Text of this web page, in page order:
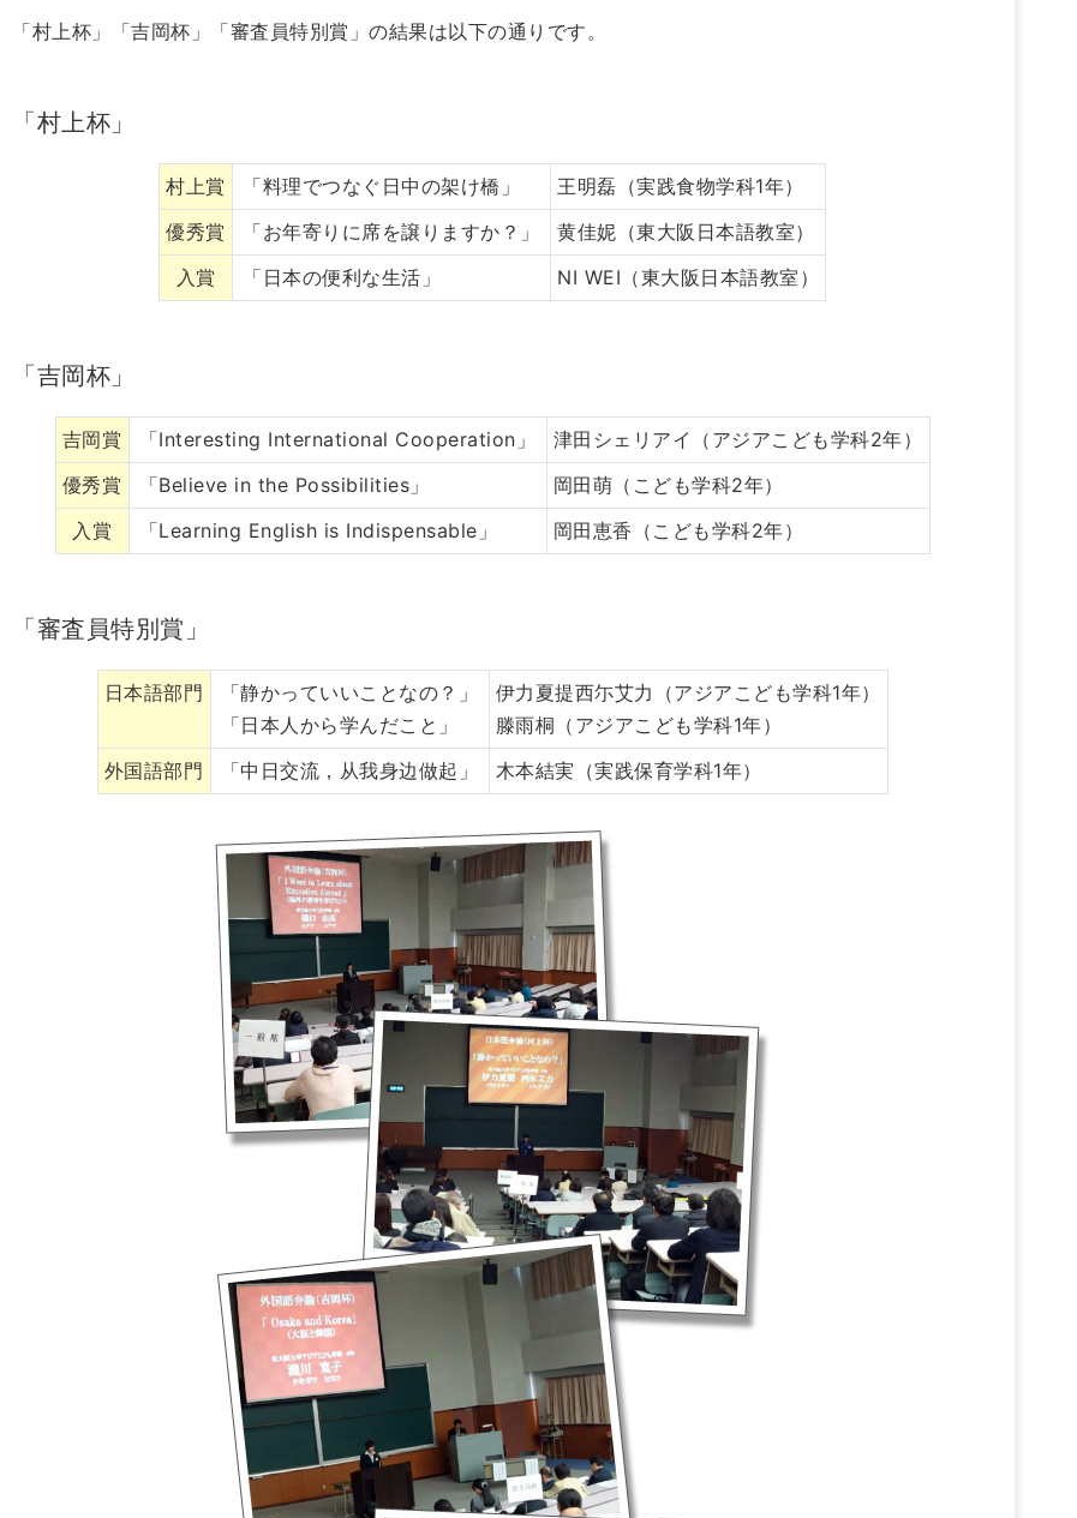
「村上杯」「吉岡杯」「審査員特別賞」の結果は以下の通りです。
「村上杯」
村上賞 「料理でつなぐ日中の架け橋」
王明磊（実践食物学科1年）
優秀賞
「お年寄りに席を譲りますか？」
黄佳妮（東大阪日本語教室）
入賞
「日本の便利な生活」 NI WEI（東大阪日本語教室）
「吉岡杯」
吉岡賞 「Interesting International Cooperation」
津田シェリアイ（アジアこども学科2年）
優秀賞
「Believe in the Possibilities」
岡田萌（こども学科2年）
入賞
「Learning English is Indispensable」 岡田恵香（こども学科2年）
「審査員特別賞」
日本語部門
「静かっていいことなの？」
「日本人から学んだこと」
伊力夏提西尓艾力（アジアこども学科1年）
滕雨桐（アジアこども学科1年）
外国語部門
「中日交流，从我身边做起」 木本結実（実践保育学科1年）